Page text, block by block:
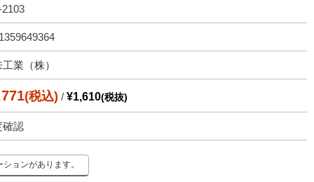
業（株）
(税込) / ¥1,610(税抜)
確認
ョンがあります。